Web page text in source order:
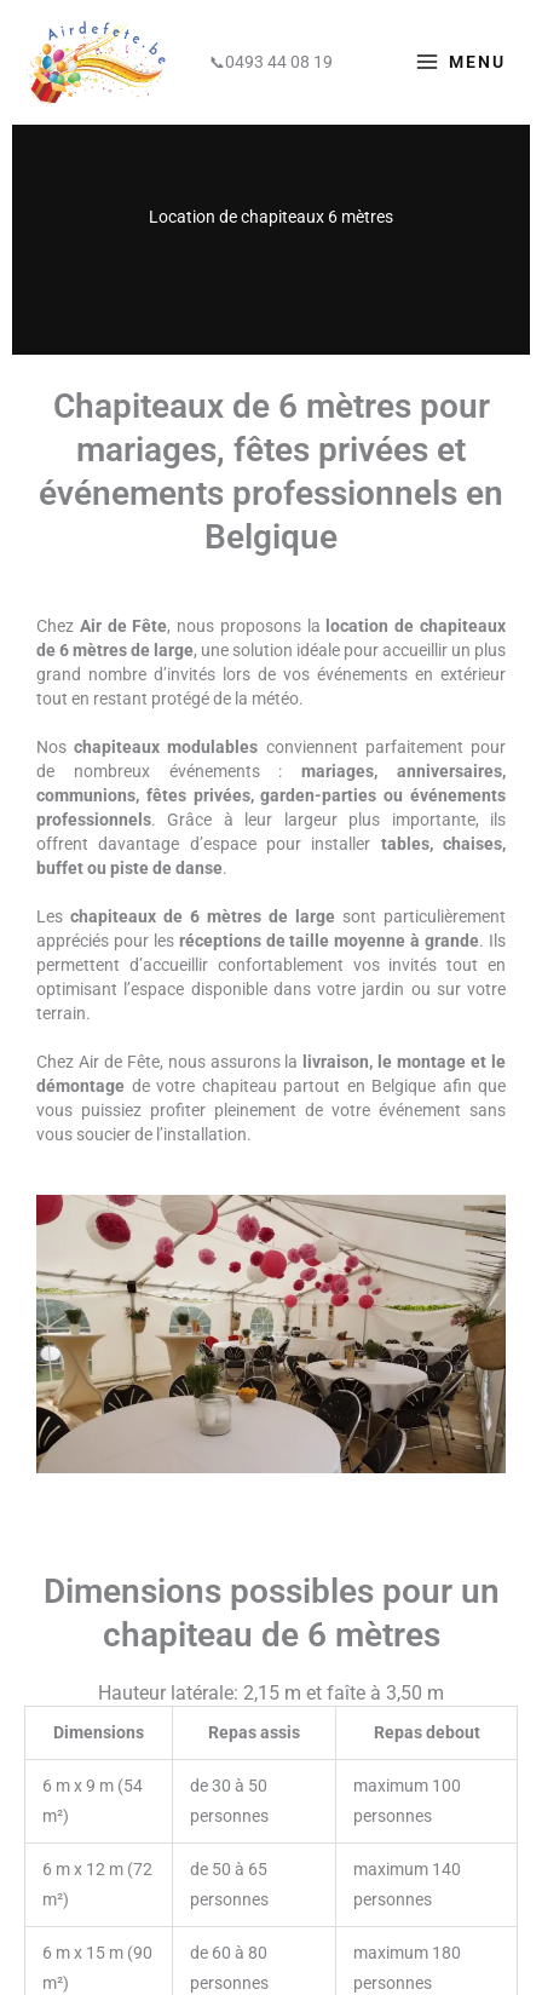
principal
contenu
📞0493 44 08 19 MENU
Location de chapiteaux 6 mètres
Chapiteaux de 6 mètres pour
mariages, fêtes privées et
événements professionnels en
Belgique
Chez Air de Fête, nous proposons la location de chapiteaux
de 6 mètres de large, une solution idéale pour accueillir un plus
grand nombre d’invités lors de vos événements en extérieur
tout en restant protégé de la météo.
Noschapiteaux modulables conviennent parfaitement pour
de nombreux événements :mariages, anniversaires,
communions, fêtes privées, garden-parties ou événements
professionnels. Grâce à leur largeur plus importante, ils
offrent davantage d’espace pour installer tables, chaises,
buffet ou piste de danse.
Les chapiteaux de 6 mètres de large sont particulièrement
appréciés pour les réceptions de taille moyenne à grande. Ils
permettent d’accueillir confortablement vos invités tout en
optimisant l’espace disponible dans votre jardin ou sur votre
terrain.
Chez Air de Fête, nous assurons la
livraison, le montage et le
démontage de votre chapiteau partout en Belgique afin que
vous puissiez profiter pleinement de votre événement sans
vous soucier de l’installation.
Dimensions possibles pour un
chapiteau de 6 mètres
Hauteur latérale: 2,15 m et faîte à 3,50 m
Dimensions Repas assis Repas debout
6 m x 9 m (54
m²)
de 30 à 50
personnes
maximum 100
personnes
6 m x 12 m (72
m²)
de 50 à 65
personnes
maximum 140
personnes
6 m x 15 m (90
m²)
de 60 à 80
personnes
maximum 180
personnes